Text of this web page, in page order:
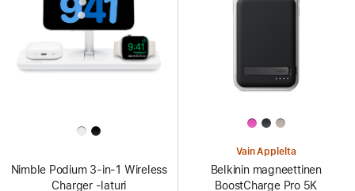
Nimble Podium 3-in-1 Wireless
Charger ‑laturi
Vain Applelta
Belkinin magneettinen
BoostCharge Pro 5K